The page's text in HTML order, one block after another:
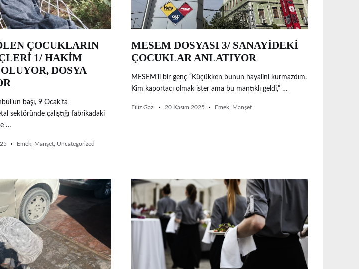
ÇOCUKLARIN
1/ HAKİM
DOSYA
başı, 9 Ocak’ta
sektöründe çalıştığı fabrikadaki
…
Emek Manşet Uncategorized
MESEM DOSYASI 3/ SANAYİDEKİ
ÇOCUKLAR ANLATIYOR
MESEM’li bir genç “Küçükken bunun hayalini kurmazdım.
Kim kaportacı olmak ister ama bu mantıklı geldi,” …
Filiz Gazi 20 Kasım 2025 Emek, Manşet